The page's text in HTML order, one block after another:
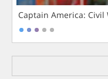
Captain America: